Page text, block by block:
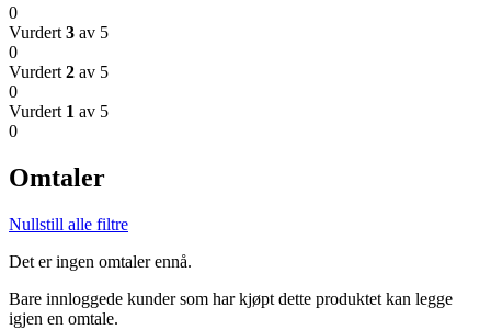
0
Vurdert 3 av 5
0
Vurdert 2 av 5
0
Vurdert 1 av 5
0
Omtaler
Nullstill alle filtre
Det er ingen omtaler ennå.
Bare innloggede kunder som har kjøpt dette produktet kan legge
igjen en omtale.